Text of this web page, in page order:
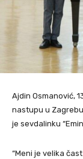
Ajdin Osmanović,
nastupu u
je sevdalinku
“Meni je velika